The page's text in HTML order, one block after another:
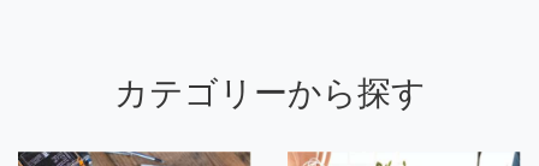
カテゴリーから探す